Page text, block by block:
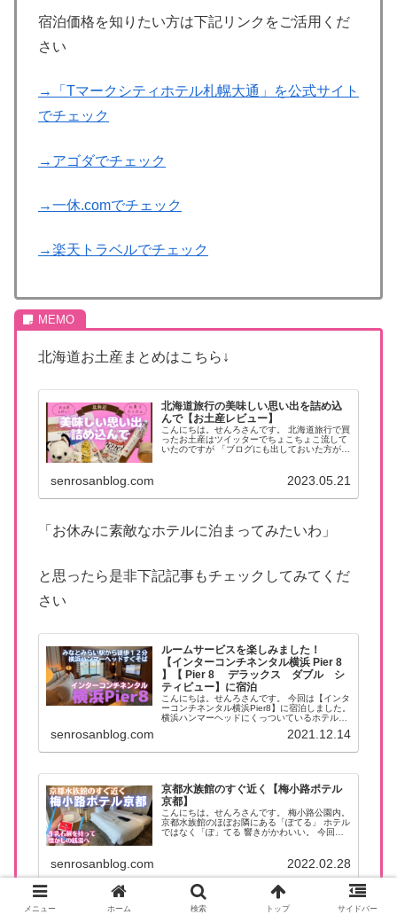
宿泊価格を知りたい方は下記リンクをご活用くだ
さい
→「Tマークシティホテル札幌大通」を公式サイト
でチェック
→アゴダでチェック
→一休.comでチェック
→楽天トラベルでチェック
北海道お土産まとめはこちら↓
北海道旅行の美味しい思い出を詰め込
んで【お土産レビュー】
こんにちは。せんろさんです。 北海道旅行で買
ったお土産はツイッターでちょこちょこ流して
いたのですが 「ブログにも出しておいた方が後
senrosanblog.com 2023.05.21
「お休みに素敵なホテルに泊まってみたいわ」
と思ったら是非下記記事もチェックしてみてくだ
さい
ルームサービスを楽しみました！
【インターコンチネンタル横浜 Pier 8
】【 Pier 8 デラックス ダブル シ
ティビュー】に宿泊
こんにちは。せんろさんです。 今回は【インタ
ーコンチネンタル横浜Pier8】に宿泊しました。
横浜ハンマーヘッドにくっついているホテルで
た。 宿泊価格が知りたい方はこちらのリンクを
senrosanblog.com 2021.12.14
京都水族館のすぐ近く【梅小路ポテル
京都】
こんにちは。せんろさんです。 梅小路公園内。
京都水族館のほぼお隣にある「ぽてる」 ホテル
ではなく「ぽ」てる 響きがかわいい。 今回楽
senrosanblog.com 2022.02.28
メニュー ホーム 検索 トップ サイドバー